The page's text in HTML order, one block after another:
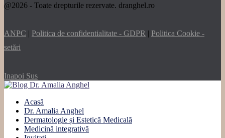
@2026 - Toate drepturile rezervate. dranghel.ro
ANPC | Politica de confidentialitate - GDPR | Politica Cookie -
setări
Inapoi Sus
Acasă
Dr. Amalia Anghel
Dermatologie și Estetică Medicală
Medicină integrativă